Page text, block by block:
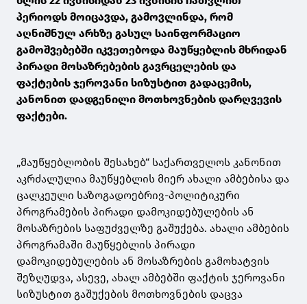
პერიოდს მოიცავდა, გამოვლინდა, რომ
აღნიშნულ არხზე გასულ საინფორმაციო
გამოშვებებში იკვეთებოდა მაუწყებლის მხრიდან
პირადი მოსაზრებების გავრცელების და
ფაქტების ჯეროვანი სიზუსტით გადაცემის,
კანონით დადგენილი მოთხოვნების დარღვევის
ფაქტები.
„მაუწყებლობის შესახებ“ საქართველოს კანონით
აკრძალულია მაუწყებლის მიერ ახალი ამბებისა და
ცალკეული საზოგადოებრივ-პოლიტიკური
პროგრამების პირადი დამოკიდებულების ან
მოსაზრების საფუძველზე გაშუქება. ახალი ამბების
პროგრამაში მაუწყებლის პირადი
დამოკიდებულების ან მოსაზრების გამოხატვის
შეზღუდვა, ასევე, ახალ ამბებში ფაქტის ჯეროვანი
სიზუსტით გაშუქების მოთხოვნების დაცვა